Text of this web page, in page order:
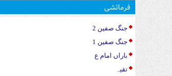
فرمائشی
جنگ صفین 2
جنگ صفین 1
باراں امام ع
تقیہ